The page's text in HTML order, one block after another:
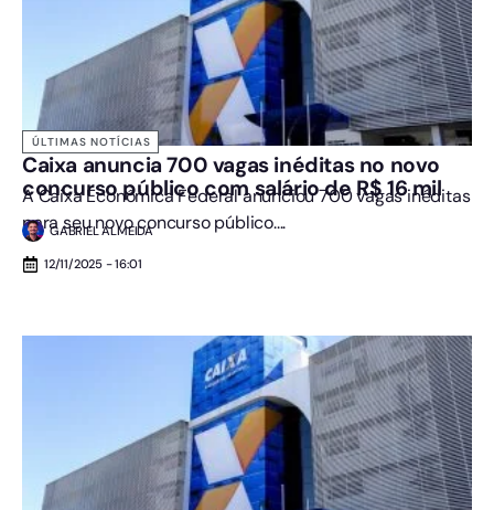
ÚLTIMAS NOTÍCIAS
Caixa anuncia 700 vagas inéditas no novo
concurso público com salário de R$ 16 mil
A Caixa Econômica Federal anunciou 700 vagas inéditas
para seu novo concurso público....
GABRIEL ALMEIDA
12/11/2025 - 16:01